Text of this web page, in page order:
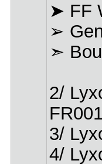
➤ FF
➢
➣
2/
3/
4/